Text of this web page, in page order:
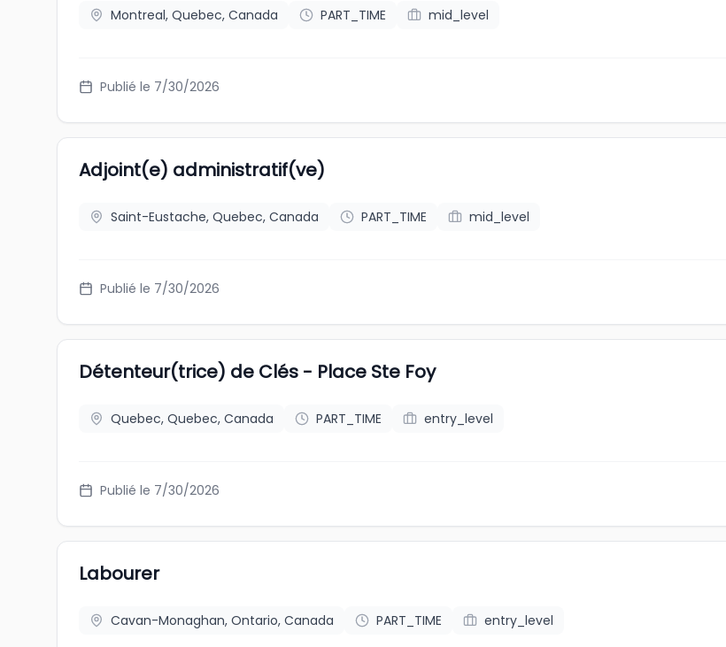
Montreal, Quebec, Canada PART_TIME mid_level
Publié le 7/30/2026
Adjoint(e) administratif(ve)
Saint-Eustache, Quebec, Canada PART_TIME mid_level
Publié le 7/30/2026
Détenteur(trice) de Clés - Place Ste Foy
Quebec, Quebec, Canada PART_TIME entry_level
Publié le 7/30/2026
Labourer
Cavan-Monaghan, Ontario, Canada PART_TIME entry_level